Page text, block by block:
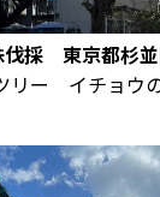
伐採 東京都杉
リー イチョウ